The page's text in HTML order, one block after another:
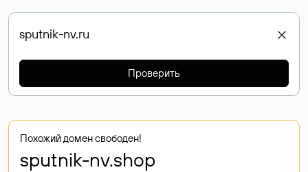
Проверить
Похожий домен свободен!
sputnik-nv.shop